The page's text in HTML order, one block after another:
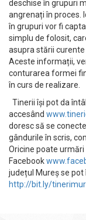
deschise în grupuri
angrenați în proces.
în grupuri vor fi
simplu de folosit,
asupra stării
Aceste informații,
conturarea formei
în curs de realizare.
Tinerii își pot da
accesând
doresc să se
gândurile în scris,
Oricine poate
Facebook
județul Mureș se
http://bit.ly/